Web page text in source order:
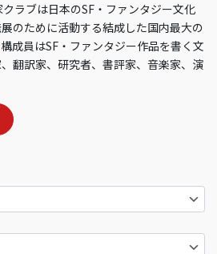
クラブは日本のSF・ファンタジー文化
のために活動する結成した国内最大の
成員はSF・ファンタジー作品を書く文
翻訳家、研究者、書評家、音楽家、演